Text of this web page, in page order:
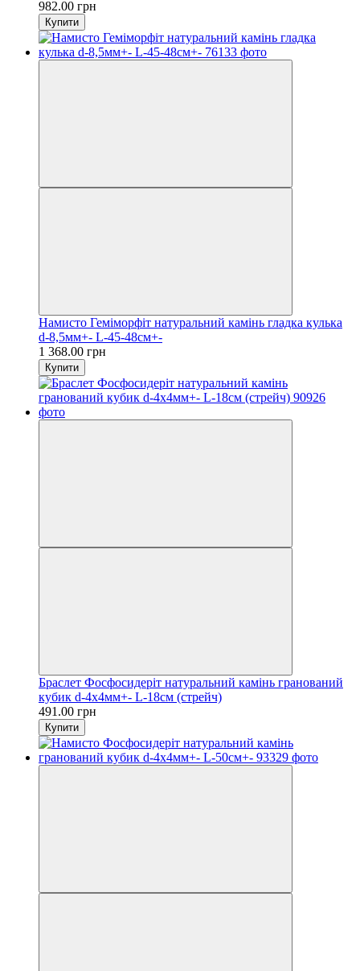
982.00 грн
Купити
Намисто Геміморфіт натуральний камінь гладка кулька
d-8,5мм+- L-45-48см+-
1 368.00 грн
Купити
Браслет Фосфосидеріт натуральний камінь гранований
кубик d-4х4мм+- L-18см (стрейч)
491.00 грн
Купити